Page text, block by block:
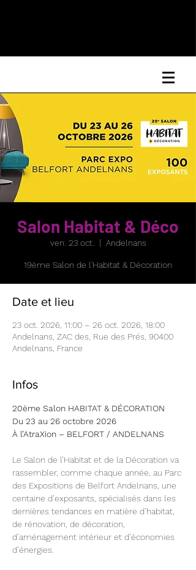
Salon Habitat & Déco
ven. 23 oct.
  |
Andelnans
19ème Salon de l'Habitat & Décoration
Date et lieu
23 oct. 2026, 11:00 – 26 oct. 2026, 18:00
Andelnans, ZAC des, Rue des Prés, 90400
Andelnans, France
Infos
20ème Salon HABITAT & DÉCORATION
Du 23 au 26 octobre 2026
À l’AtraXion – BELFORT / ANDELNANS
Le Salon de l’Habitat et de la Décoration va
rassembler, comme chaque année, au Parc
des Expositions de Belfort Andelnans, une
centaine d’exposants, spécialisés dans les
dernières tendances en matière d’habitat,
de rénovation, de décoration,
d’aménagement intérieur et d’économies
d’énergies.